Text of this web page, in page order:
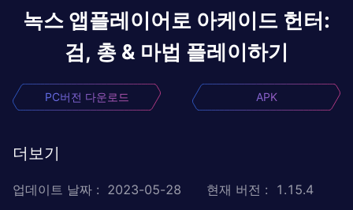
녹스 앱플레이어로 아케이드 헌터:
검, 총 & 마법 플레이하기
PC버전 다운로드 APK
더보기
업데이트 날짜 : 2023-05-28 현재 버전 : 1.15.4